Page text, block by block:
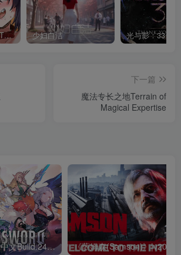
螺丝式插入模拟器TMA02 少妇白洁
下一篇
魔法专长之地Terrain of
Magical Expertise
龙之剑 觉醒 官方中文Build.24487183